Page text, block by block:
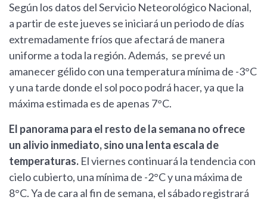
Según los datos del Servicio Neteorológico Nacional,
a partir de este jueves se iniciará un periodo de días
extremadamente fríos que afectará de manera
uniforme a toda la región. Además, se prevé un
amanecer gélido con una temperatura mínima de -3°C
y una tarde donde el sol poco podrá hacer, ya que la
máxima estimada es de apenas 7°C.
El panorama para el resto de la semana no ofrece
un alivio inmediato, sino una lenta escala de
temperaturas. El viernes continuará la tendencia con
cielo cubierto, una mínima de -2°C y una máxima de
8°C. Ya de cara al fin de semana, el sábado registrará